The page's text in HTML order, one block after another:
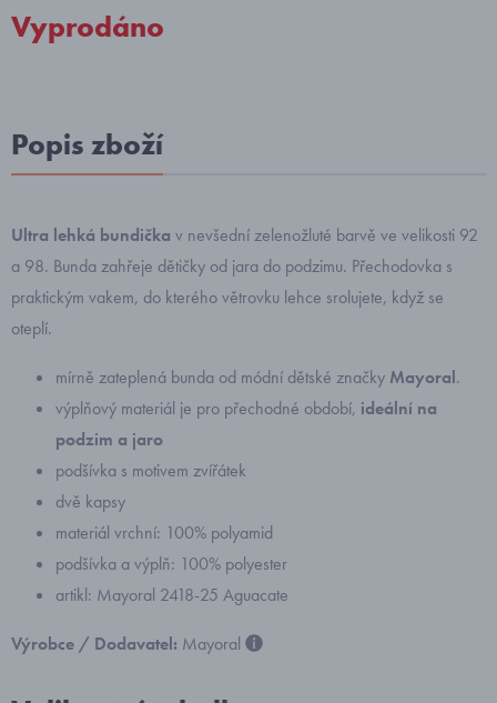
Vyprodáno
Popis zboží
Ultra lehká bundička v nevšední zelenožluté barvě ve velikosti 92
a 98. Bunda zahřeje dětičky od jara do podzimu. Přechodovka s
praktickým vakem, do kterého větrovku lehce srolujete, když se
oteplí.
mírně zateplená bunda od módní dětské značky Mayoral.
výplňový materiál je pro přechodné období, ideální na
podzim a jaro
podšívka s motivem zvířátek
dvě kapsy
materiál vrchní: 100% polyamid
podšívka a výplň: 100% polyester
artikl: Mayoral 2418-25 Aguacate
Výrobce / Dodavatel: Mayoral